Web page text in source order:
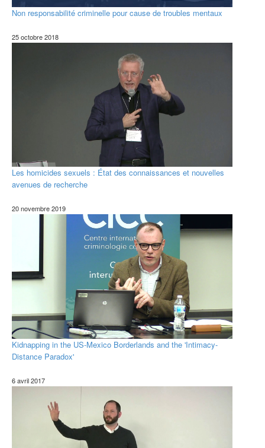
Non responsabilité criminelle pour cause de troubles mentaux
25 octobre 2018
Les homicides sexuels : État des connaissances et nouvelles
avenues de recherche
20 novembre 2019
Kidnapping in the US-Mexico Borderlands and the 'Intimacy-
Distance Paradox'
6 avril 2017